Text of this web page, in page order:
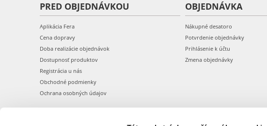
PRED OBJEDNÁVKOU
Aplikácia Fera
Cena dopravy
Doba realizácie objednávok
Dostupnosť produktov
Registrácia u nás
Obchodné podmienky
Ochrana osobných údajov
OBJEDNÁVKA
Nákupné desatoro
Potvrdenie objednávky
Prihlásenie k účtu
Zmena objednávky